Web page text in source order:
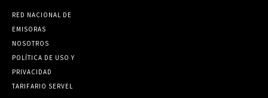
RED NACIONAL DE
EMISORAS
NOSOTROS
POLÍTICA DE USO Y
PRIVACIDAD
TARIFARIO SERVEL